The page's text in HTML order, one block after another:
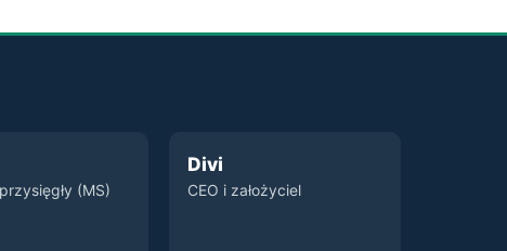
(MS)
Divi
CEO i założyciel